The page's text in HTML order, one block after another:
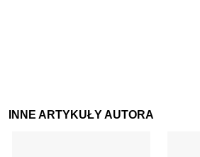
INNE ARTYKUŁY AUTORA